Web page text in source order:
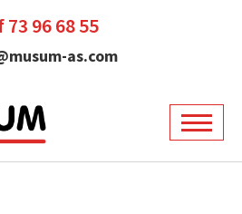
73 96 68 55
as.com